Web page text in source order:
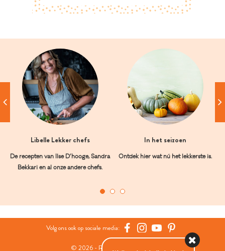
Libelle Lekker chefs
De recepten van Ilse D’hooge, Sandra
Bekkari en al onze andere chefs.
In het seizoen
Ontdek hier wat nú het lekkerste is.
Volg ons ook op sociale media:
© 2026 - Roularta Media Group